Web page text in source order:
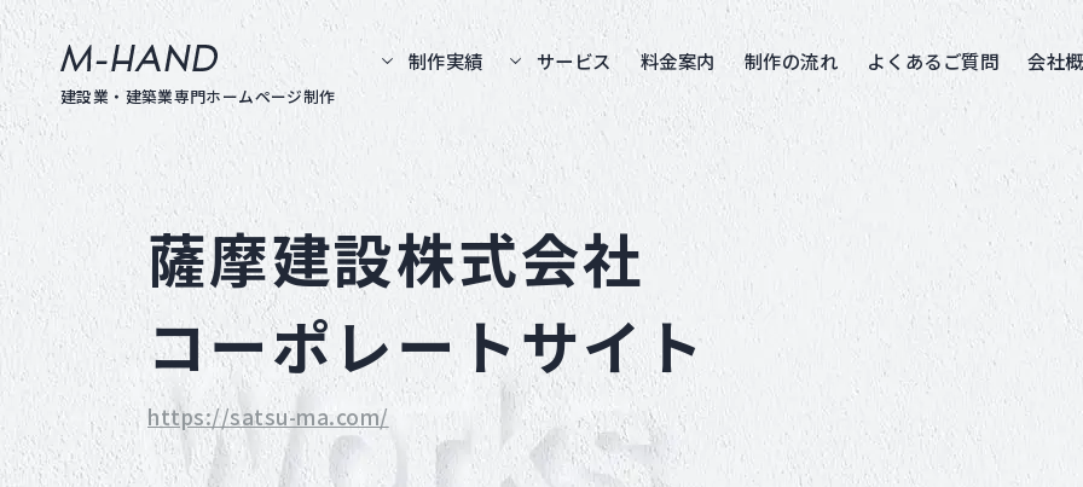
M-hand
建設業・建築業専門ホームページ制作
制作実績 サービス 料金案内 制作の流れ よくあるご質問 会社
薩摩建設株式会社
コーポレートサイト
https://satsu-ma.com/